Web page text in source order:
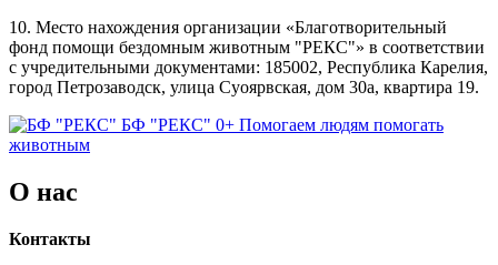
10. Место нахождения организации «Благотворительный
фонд помощи бездомным животным "РЕКС"» в соответствии
с учредительными документами: 185002, Республика Карелия,
город Петрозаводск, улица Суоярвская, дом 30а, квартира 19.
БФ "РЕКС" 0+ Помогаем людям помогать
животным
О нас
Контакты